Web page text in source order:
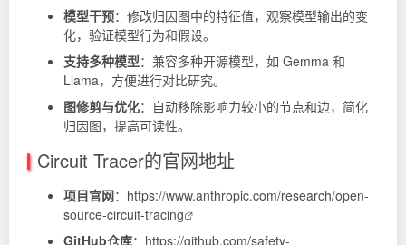
模型干预：修改归因图中的特征值，观察模型输出的变
化，验证模型行为和假设。
支持多种模型：兼容多种开源模型，如 Gemma 和
Llama，方便进行对比研究。
图修剪与优化：自动移除影响力较小的节点和边，简化
归因图，提高可读性。
Circuit Tracer的官网地址
项目官网： https://www.anthropic.com/research/open-
source-circuit-tracing
GitHub仓库： https://github.com/safety-